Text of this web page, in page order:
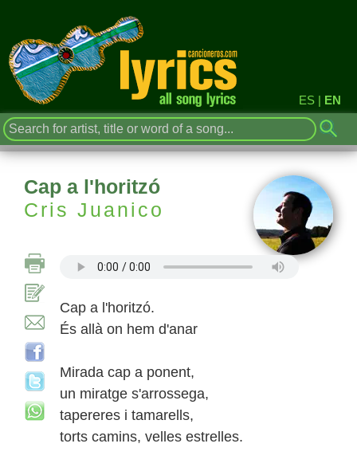
ES | EN
Cap a l'horitzó
Cris Juanico
Cap a l'horitzó.
És allà on hem d'anar
Mirada cap a ponent,
un miratge s'arrossega,
tapereres i tamarells,
torts camins, velles estrelles.